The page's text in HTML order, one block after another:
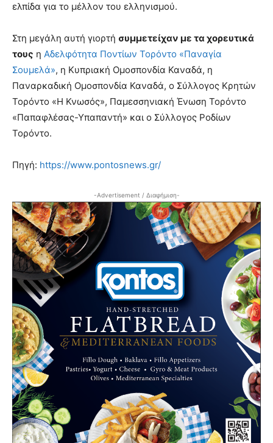
ελπίδα για το μέλλον του ελληνισμού.
Στη μεγάλη αυτή γιορτή συμμετείχαν με τα χορευτικά
τους η Αδελφότητα Ποντίων Τορόντο «Παναγία
Σουμελά», η Κυπριακή Ομοσπονδία Καναδά, η
Παναρκαδική Ομοσπονδία Καναδά, ο Σύλλογος Κρητών
Τορόντο «Η Κνωσός», Παμεσσηνιακή Ένωση Τορόντο
«Παπαφλέσας-Υπαπαντή» και ο Σύλλογος Ροδίων
Τορόντο.
Πηγή: https://www.pontosnews.gr/
-Advertisement / Διαφήμιση-